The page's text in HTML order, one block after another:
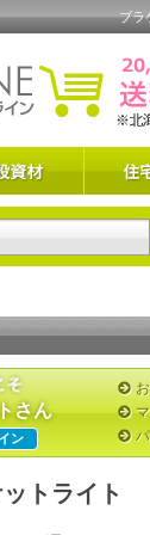
ブラ
さん
ン
トライト